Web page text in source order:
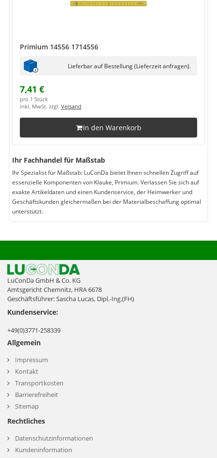
Primium 14556 1714556
Lieferbar auf Bestellung (Lieferzeit anfragen).
7,41 €
pro 1 Stück
inkl. MwSt. zzgl. Versand
In den Warenkorb
Ihr Fachhandel für Maßstab
Ihr Spezialist für Maßstab: LuConDa bietet Ihnen schnellen Zugriff auf
essenzielle Komponenten von Klauke, Primium. Verlassen Sie sich auf
exakte Artikeldaten und einen Kundenservice, der Heimwerker und
Geschäftskunden gleichermaßen bei der Materialbeschaffung optimal
unterstützt.
LuConDa GmbH & Co. KG
Amtsgericht Chemnitz, HRA 6678
Geschäftsführer: Sascha Lucas, Dipl.-Ing.(FH)
Kundenservice:
+49(0)3771-258339
Allgemein
Impressum
Kontakt
Transportkosten
Barrierefreiheit
Sitemap
Rechtliches
Datenschutzinformationen
Kundeninformation